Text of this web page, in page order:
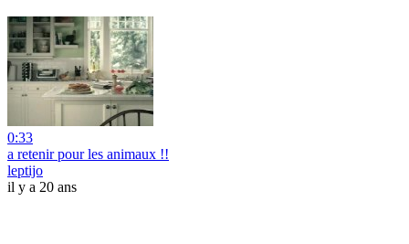
0:33
a retenir pour les animaux !!
leptijo
il y a 20 ans